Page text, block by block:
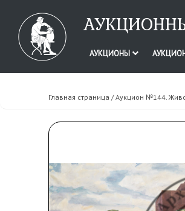
АУКЦИОНЫ
Главная страница /Аукцион №144.